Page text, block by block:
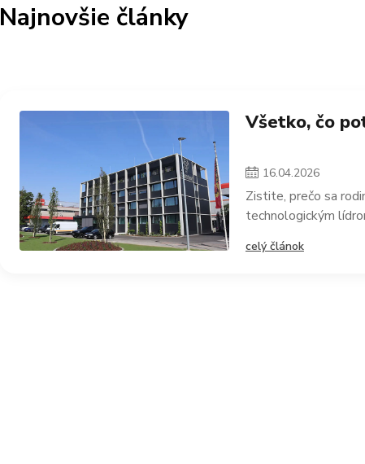
Najnovšie články
Všetko, čo
16.04.2026
Zistite, prečo sa
technologickým
celý článok